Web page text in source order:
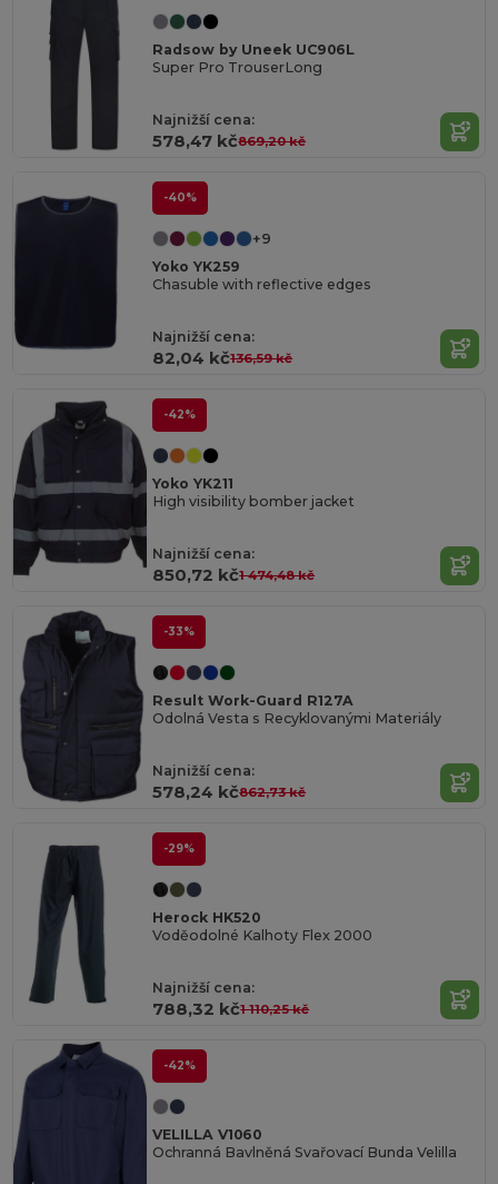
Radsow by Uneek UC906L
Super Pro TrouserLong
Najnižší cena:
578,47 kč869,20 kč
-40%
+9
Yoko YK259
Chasuble with reflective edges
Najnižší cena:
82,04 kč136,59 kč
-42%
Yoko YK211
High visibility bomber jacket
Najnižší cena:
850,72 kč1 474,48 kč
-33%
Result Work-Guard R127A
Odolná Vesta s Recyklovanými Materiály
Najnižší cena:
578,24 kč862,73 kč
-29%
Herock HK520
Voděodolné Kalhoty Flex 2000
Najnižší cena:
788,32 kč1 110,25 kč
-42%
VELILLA V1060
Ochranná Bavlněná Svařovací Bunda Velilla